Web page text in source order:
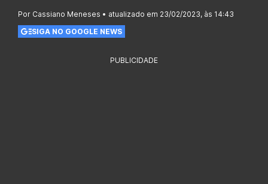
Por Cassiano Meneses • atualizado em 23/02/2023, às 14:43
SIGA NO GOOGLE NEWS
PUBLICIDADE